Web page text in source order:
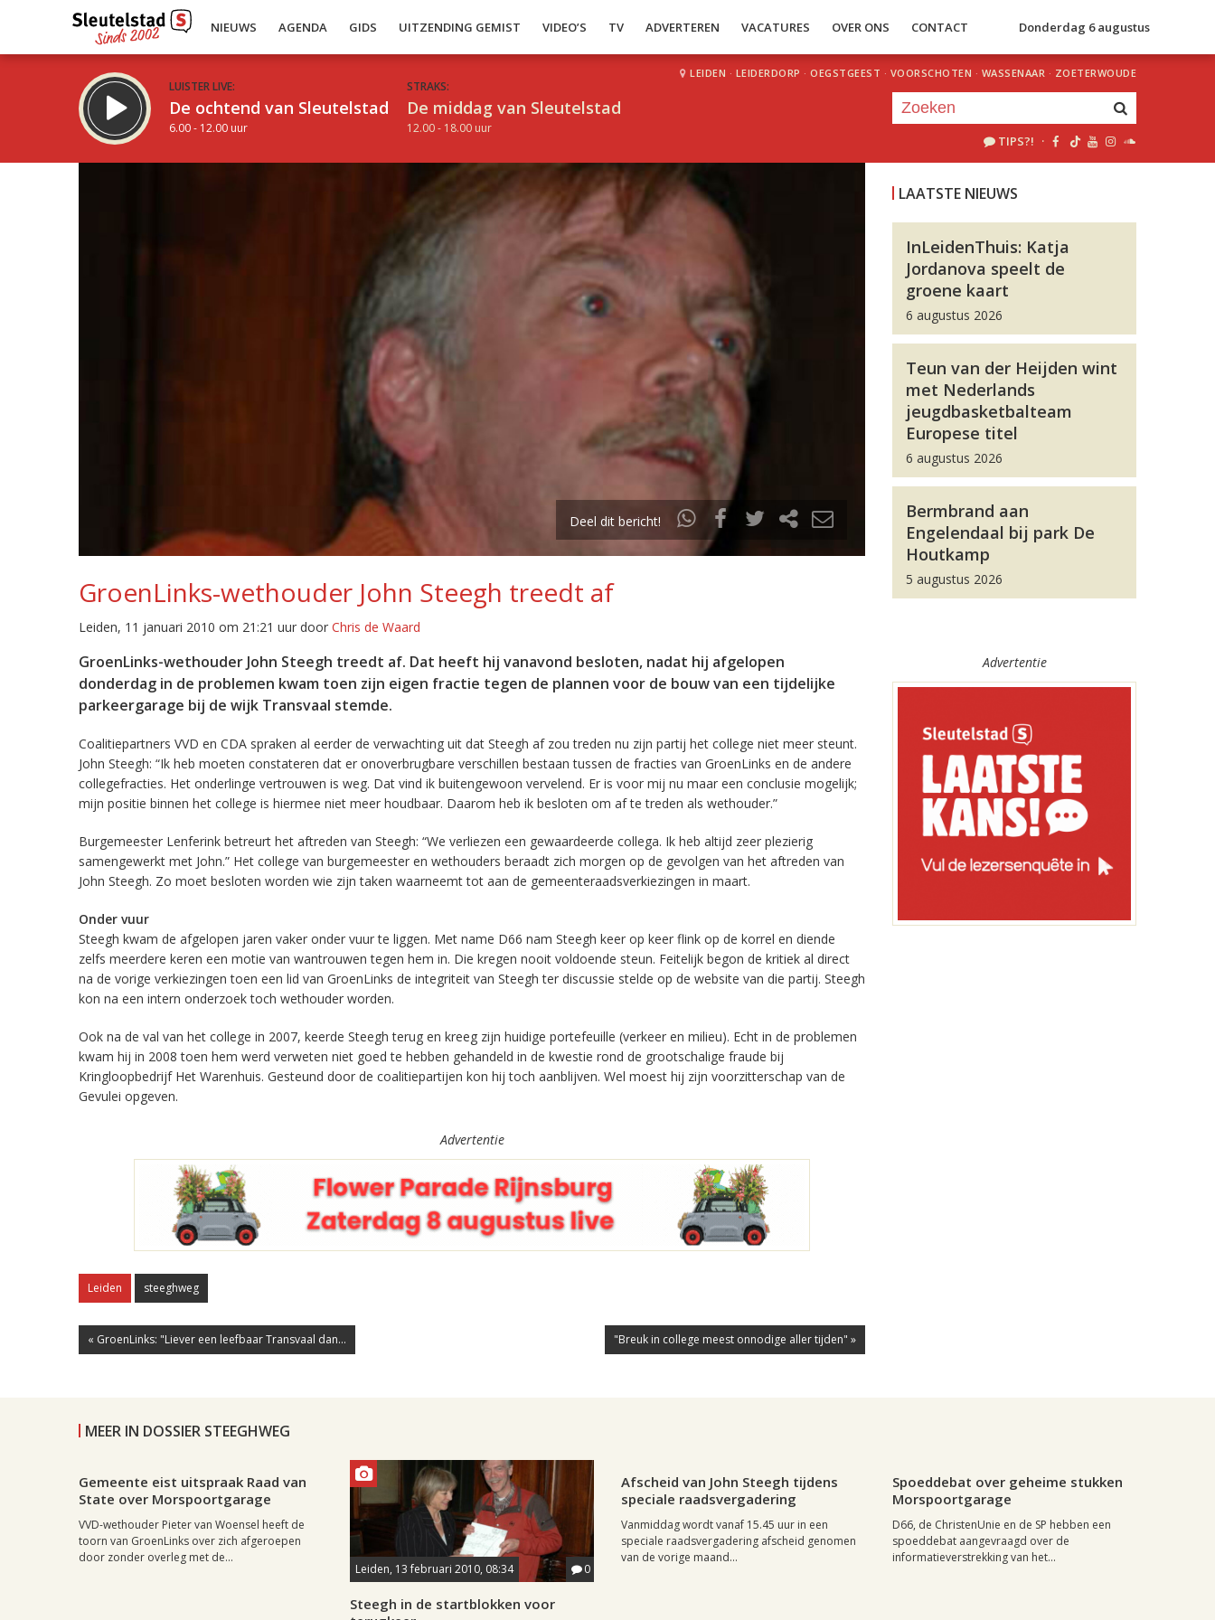
NIEUWS AGENDA GIDS UITZENDING GEMIST VIDEO’S TV ADVERTEREN VACATURES OVER ONS CONTACT Donderdag 6 augustus
LUISTER LIVE:
De ochtend van Sleutelstad
6.00 - 12.00 uur
STRAKS:
De middag van Sleutelstad
12.00 - 18.00 uur
LEIDEN · LEIDERDORP · OEGSTGEEST · VOORSCHOTEN · WASSENAAR · ZOETERWOUDE
TIPS?! ·
Deel dit bericht!
GroenLinks-wethouder John Steegh treedt af
Leiden, 11 januari 2010 om 21:21 uur door Chris de Waard
GroenLinks-wethouder John Steegh treedt af. Dat heeft hij vanavond besloten, nadat hij afgelopen
donderdag in de problemen kwam toen zijn eigen fractie tegen de plannen voor de bouw van een tijdelijke
parkeergarage bij de wijk Transvaal stemde.
Coalitiepartners VVD en CDA spraken al eerder de verwachting uit dat Steegh af zou treden nu zijn partij het college niet meer steunt.
John Steegh: “Ik heb moeten constateren dat er onoverbrugbare verschillen bestaan tussen de fracties van GroenLinks en de andere
collegefracties. Het onderlinge vertrouwen is weg. Dat vind ik buitengewoon vervelend. Er is voor mij nu maar een conclusie mogelijk;
mijn positie binnen het college is hiermee niet meer houdbaar. Daarom heb ik besloten om af te treden als wethouder.”
Burgemeester Lenferink betreurt het aftreden van Steegh: “We verliezen een gewaardeerde collega. Ik heb altijd zeer plezierig
samengewerkt met John.” Het college van burgemeester en wethouders beraadt zich morgen op de gevolgen van het aftreden van
John Steegh. Zo moet besloten worden wie zijn taken waarneemt tot aan de gemeenteraadsverkiezingen in maart.
Onder vuur
Steegh kwam de afgelopen jaren vaker onder vuur te liggen. Met name D66 nam Steegh keer op keer flink op de korrel en diende
zelfs meerdere keren een motie van wantrouwen tegen hem in. Die kregen nooit voldoende steun. Feitelijk begon de kritiek al direct
na de vorige verkiezingen toen een lid van GroenLinks de integriteit van Steegh ter discussie stelde op de website van die partij. Steegh
kon na een intern onderzoek toch wethouder worden.
Ook na de val van het college in 2007, keerde Steegh terug en kreeg zijn huidige portefeuille (verkeer en milieu). Echt in de problemen
kwam hij in 2008 toen hem werd verweten niet goed te hebben gehandeld in de kwestie rond de grootschalige fraude bij
Kringloopbedrijf Het Warenhuis. Gesteund door de coalitiepartijen kon hij toch aanblijven. Wel moest hij zijn voorzitterschap van de
Gevulei opgeven.
Advertentie
Leiden steeghweg
« GroenLinks: "Liever een leefbaar Transvaal dan... "Breuk in college meest onnodige aller tijden" »
LAATSTE NIEUWS
InLeidenThuis: Katja
Jordanova speelt de
groene kaart
6 augustus 2026
Teun van der Heijden wint
met Nederlands
jeugdbasketbalteam
Europese titel
6 augustus 2026
Bermbrand aan
Engelendaal bij park De
Houtkamp
5 augustus 2026
Advertentie
MEER IN DOSSIER STEEGHWEG
Gemeente eist uitspraak Raad van
State over Morspoortgarage
VVD-wethouder Pieter van Woensel heeft de
toorn van GroenLinks over zich afgeroepen
door zonder overleg met de...
Leiden, 13 februari 2010, 08:34 0
Steegh in de startblokken voor
Afscheid van John Steegh tijdens
speciale raadsvergadering
Vanmiddag wordt vanaf 15.45 uur in een
speciale raadsvergadering afscheid genomen
van de vorige maand...
Spoeddebat over geheime stukken
Morspoortgarage
D66, de ChristenUnie en de SP hebben een
spoeddebat aangevraagd over de
informatieverstrekking van het...